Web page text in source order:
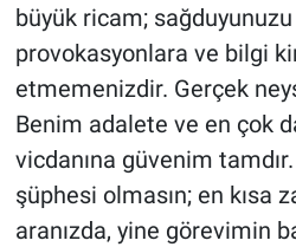
büyük ricam; sağduyunuzu
provokasyonlara ve bilgi
etmemenizdir. Gerçek
Benim adalete ve en çok
vicdanına güvenim
şüphesi olmasın; en kısa
aranızda, yine görevimin